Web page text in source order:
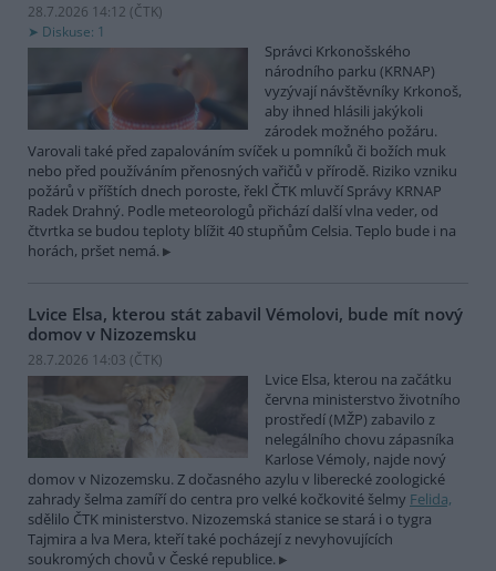
28.7.2026 14:12 (ČTK)
Diskuse: 1
Správci Krkonošského
národního parku (KRNAP)
vyzývají návštěvníky Krkonoš,
aby ihned hlásili jakýkoli
zárodek možného požáru.
Varovali také před zapalováním svíček u pomníků či božích muk
nebo před používáním přenosných vařičů v přírodě. Riziko vzniku
požárů v příštích dnech poroste, řekl ČTK mluvčí Správy KRNAP
Radek Drahný. Podle meteorologů přichází další vlna veder, od
čtvrtka se budou teploty blížit 40 stupňům Celsia. Teplo bude i na
horách, pršet nemá.
Lvice Elsa, kterou stát zabavil Vémolovi, bude mít nový
domov v Nizozemsku
28.7.2026 14:03 (ČTK)
Lvice Elsa, kterou na začátku
června ministerstvo životního
prostředí (MŽP) zabavilo z
nelegálního chovu zápasníka
Karlose Vémoly, najde nový
domov v Nizozemsku. Z dočasného azylu v liberecké zoologické
zahrady šelma zamíří do centra pro velké kočkovité šelmy Felida,
sdělilo ČTK ministerstvo. Nizozemská stanice se stará i o tygra
Tajmira a lva Mera, kteří také pocházejí z nevyhovujících
soukromých chovů v České republice.